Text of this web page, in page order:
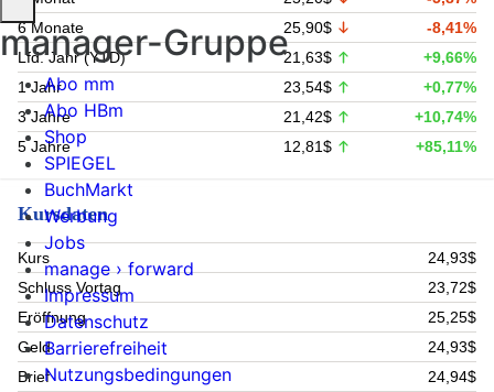
6 Monate
25,90$
-8,41%
Lfd. Jahr (YTD)
21,63$
+9,66%
1 Jahr
23,54$
+0,77%
3 Jahre
21,42$
+10,74%
5 Jahre
12,81$ +85,11%
Kursdaten
Kurs
24,93$
Schluss Vortag
23,72$
Eröffnung
25,25$
Geld
24,93$
Brief
24,94$
manager-Gruppe
Abo mm
Abo HBm
Shop
SPIEGEL
BuchMarkt
Werbung
Jobs
manage › forward
Impressum
Datenschutz
Barrierefreiheit
Nutzungsbedingungen